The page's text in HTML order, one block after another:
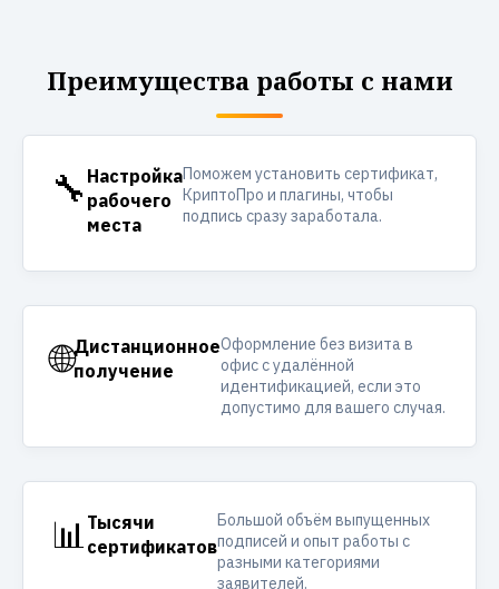
Преимущества работы с нами
🔧 Настройка
рабочего
места
Поможем установить сертификат,
КриптоПро и плагины, чтобы
подпись сразу заработала.
🌐Дистанционное
получение
Оформление без визита в
офис с удалённой
идентификацией, если это
допустимо для вашего случая.
📊 Тысячи
сертификатов
Большой объём выпущенных
подписей и опыт работы с
разными категориями
заявителей.